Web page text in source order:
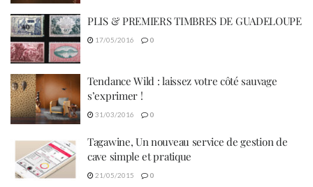
PLIS & PREMIERS TIMBRES DE GUADELOUPE
17/05/2016 0
Tendance Wild : laissez votre côté sauvage
s’exprimer !
31/03/2016 0
Tagawine, Un nouveau service de gestion de
cave simple et pratique
21/05/2015 0